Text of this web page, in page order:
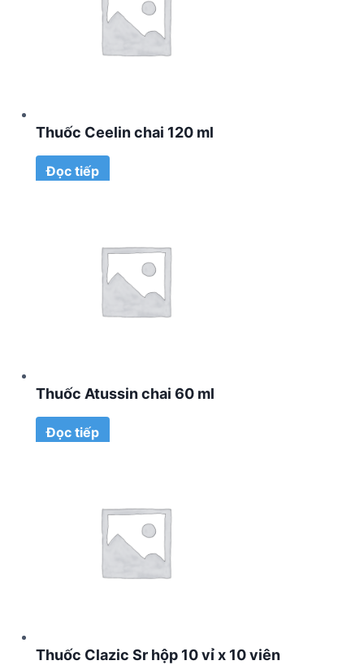
Thuốc Ceelin chai 120 ml
Đọc tiếp
Thuốc Atussin chai 60 ml
Đọc tiếp
Thuốc Clazic Sr hộp 10 vỉ x 10 viên